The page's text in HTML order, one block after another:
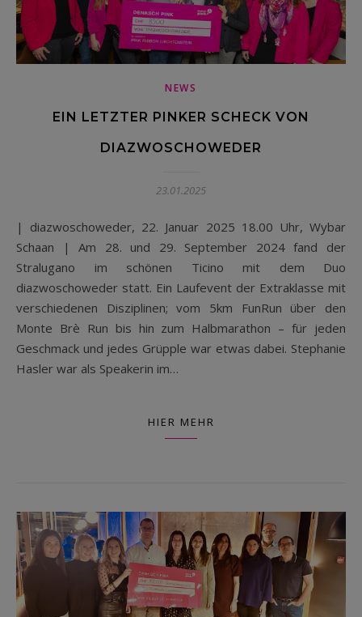
NEWS
EIN LETZTER PINKER SCHECK VON
DIAZWOSCHOWEDER
23.01.2025
| diazwoschoweder, 22. Januar 2025 18.00 Uhr, Wybar
Schaan | Am 28. und 29. September 2024 fand der
Stralugano im schönen Ticino mit dem Duo
diazwoschoweder statt. Ein Laufevent der Extraklasse mit
verschiedenen Disziplinen; vom 5km FunRun über den
Monte Brè Run bis hin zum Halbmarathon – für jeden
Geschmack und jedes Grüpple war etwas dabei. Stephanie
Hasler war als Speakerin im…
HIER MEHR